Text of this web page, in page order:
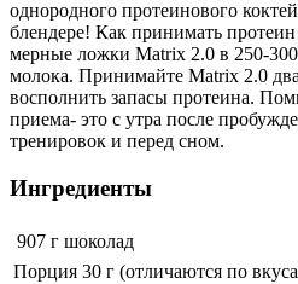
однородного протеинового
блендере! Как принимать
мерные ложки Matrix 2.0 в 250-
молока. Принимайте Matrix 2.0
восполнить запасы протеина.
приема- это с утра после
тренировок и перед сном.
Ингредиенты
907 г шоколад
Порция 30 г (отличаются по